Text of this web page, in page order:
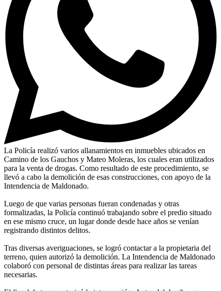
La Policía realizó varios allanamientos en inmuebles ubicados en
Camino de los Gauchos y Mateo Moleras, los cuales eran utilizados
para la venta de drogas. Como resultado de este procedimiento, se
llevó a cabo la demolición de esas construcciones, con apoyo de la
Intendencia de Maldonado.
Luego de que varias personas fueran condenadas y otras
formalizadas, la Policía continuó trabajando sobre el predio situado
en ese mismo cruce, un lugar donde desde hace años se venían
registrando distintos delitos.
Tras diversas averiguaciones, se logró contactar a la propietaria del
terreno, quien autorizó la demolición. La Intendencia de Maldonado
colaboró con personal de distintas áreas para realizar las tareas
necesarias.